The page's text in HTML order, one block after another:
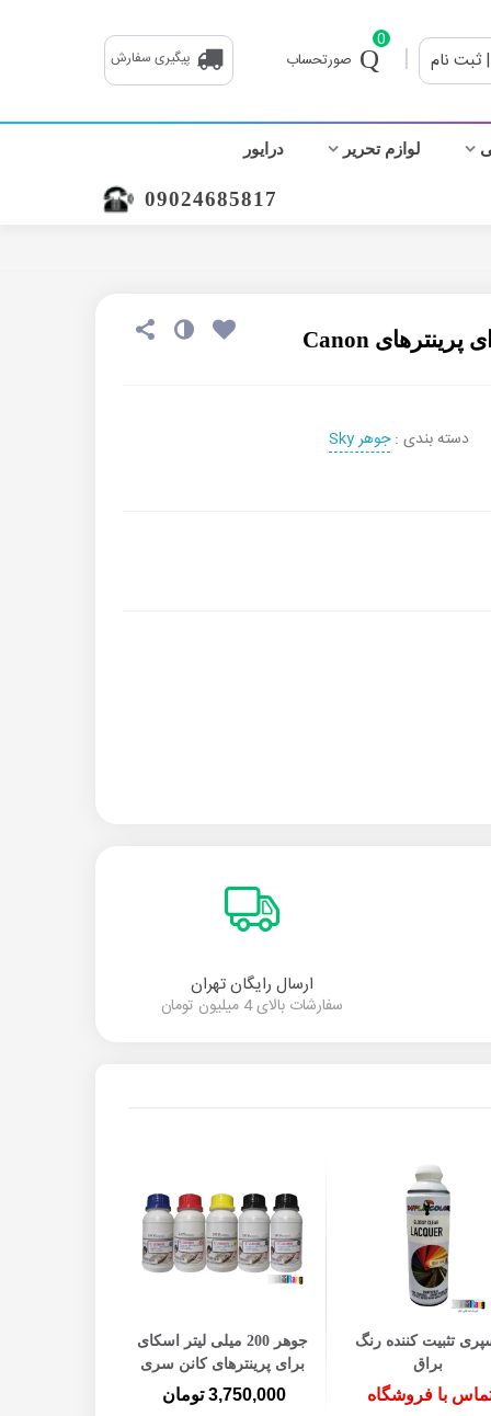
ثبت نام |
0
صورتحساب
پیگیری سفارش
لوازم تحریر درایور
09024685817
دسته بندی :جوهر Sky
ارسال رایگان تهران
سفارشات بالای 4 میلیون تومان
تثبیت کننده رنگ
براق
با فروشگاه
افزودن به سبد خرید
جوهر 200 میلی لیتر اسکای
برای پرینترهای کانن سری
کامل
3,750,000 تومان